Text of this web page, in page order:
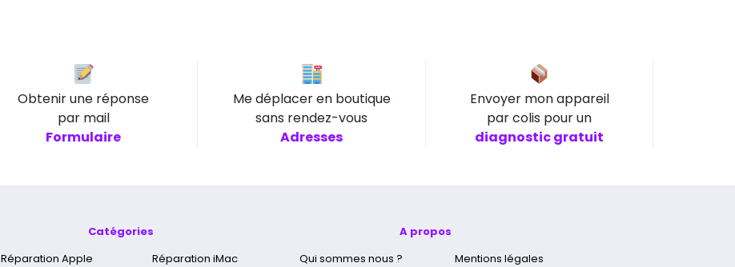
Obtenir une réponse
par mail
Formulaire
Me déplacer en boutique
sans rendez-vous
Adresses
Envoyer mon appareil
par colis pour un
diagnostic gratuit
Catégories
Réparation Apple
Réparation iMac
A propos
Qui sommes nous ?
Mentions légales